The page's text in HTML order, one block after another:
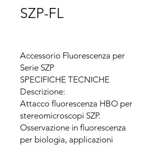
SZP-FL
Accessorio Fluorescenza per
Serie SZP
SPECIFICHE TECNICHE
Descrizione:
Attacco fluorescenza HBO per
stereomicroscopi SZP.
Osservazione in fluorescenza
per biologia, applicazioni